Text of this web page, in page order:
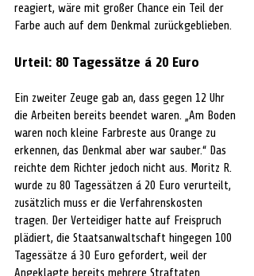
reagiert, wäre mit großer Chance ein Teil der
Farbe auch auf dem Denkmal zurückgeblieben.
Urteil: 80 Tagessätze á 20 Euro
Ein zweiter Zeuge gab an, dass gegen 12 Uhr
die Arbeiten bereits beendet waren. „Am Boden
waren noch kleine Farbreste aus Orange zu
erkennen, das Denkmal aber war sauber.“ Das
reichte dem Richter jedoch nicht aus. Moritz R.
wurde zu 80 Tagessätzen á 20 Euro verurteilt,
zusätzlich muss er die Verfahrenskosten
tragen. Der Verteidiger hatte auf Freispruch
plädiert, die Staatsanwaltschaft hingegen 100
Tagessätze á 30 Euro gefordert, weil der
Angeklagte bereits mehrere Straftaten